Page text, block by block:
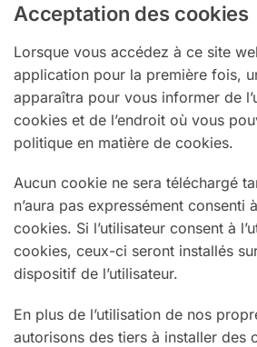
Acceptation des cookies
Lorsque vous accédez à ce site
application pour la première fois,
apparaîtra pour vous informer de
cookies et de l’endroit où vous
politique en matière de cookies.
Aucun cookie ne sera téléchargé
n’aura pas expressément consenti
cookies. Si l’utilisateur consent à
cookies, ceux-ci seront installés
dispositif de l’utilisateur.
En plus de l’utilisation de nos
autorisons des tiers à installer des